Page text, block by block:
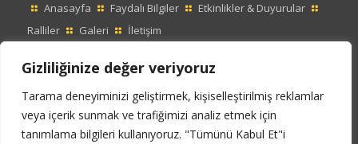
Gizliliğinize değer veriyoruz
Tarama deneyiminizi geliştirmek, kişiselleştirilmiş reklamlar
veya içerik sunmak ve trafiğimizi analiz etmek için
tanımlama bilgileri kullanıyoruz. "Tümünü Kabul Et"i
Anasayfa Faydalı Bilgiler
Etkinlikler & Duyurular
Ralliler
Galeri İletişim